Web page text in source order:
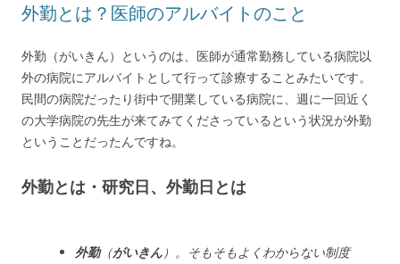
外勤とは？医師のアルバイトのこと
外勤（がいきん）というのは、医師が通常勤務している病院以
外の病院にアルバイトとして行って診療することみたいです。
民間の病院だったり街中で開業している病院に、週に一回近く
の大学病院の先生が来てみてくださっているという状況が外勤
ということだったんですね。
外勤とは・研究日、外勤日とは
外勤（がいきん）。そもそもよくわからない制度